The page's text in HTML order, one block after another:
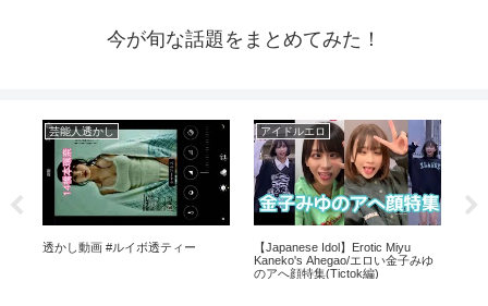
今が旬な話題をまとめてみた！
芸能人透かし
透かし動画 #ルイボ透ティー
アイドルエロ
【Japanese Idol】Erotic Miyu
Kaneko's Ahegao/エロい金子みゆ
のアへ顔特集(Tictok編)